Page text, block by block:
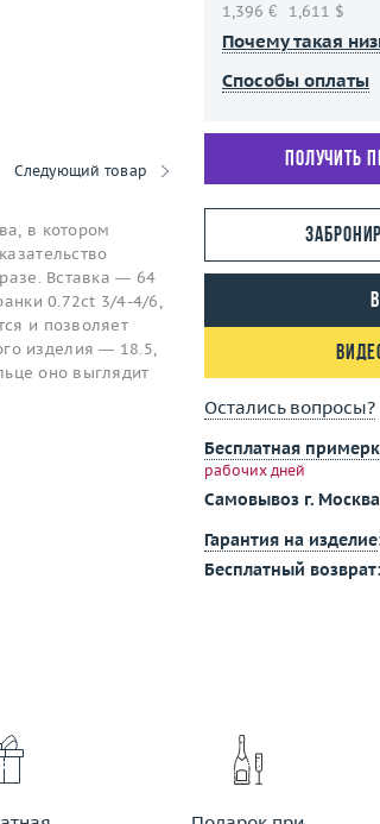
Следующий товар
в котором
Вставка — 64
0.72ct 3/4-4/6,
и позволяет
изделия — 18.5,
оно выглядит
1,396 € 1,611 $
Почему такая
Способы оплаты
Получить
Остались вопросы?
Бесплатная
рабочих дней
Самовывоз г.
Гарантия на изделие
Бесплатный возврат: